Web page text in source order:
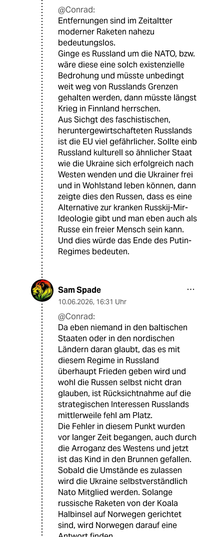
@Conrad:
Entfernungen sind im Zeitaltter
moderner Raketen nahezu
bedeutungslos.
Ginge es Russland um die NATO, bzw.
wäre diese eine solch existenzielle
Bedrohung und müsste unbedingt
weit weg von Russlands Grenzen
gehalten werden, dann müsste längst
Krieg in Finnland herrschen.
Aus Sichgt des faschistischen,
heruntergewirtschafteten Russlands
ist die EU viel gefährlicher. Sollte einb
Russland kulturell so ähnlicher Staat
wie die Ukraine sich erfolgreich nach
Westen wenden und die Ukrainer frei
und in Wohlstand leben können, dann
zeigte dies den Russen, dass es eine
Alternative zur kranken Russkij-Mir-
Ideologie gibt und man eben auch als
Russe ein freier Mensch sein kann.
Und dies würde das Ende des Putin-
Regimes bedeuten.
Sam Spade
10.06.2026, 16:31 Uhr
@Conrad:
Da eben niemand in den baltischen
Staaten oder in den nordischen
Ländern daran glaubt, das es mit
diesem Regime in Russland
überhaupt Frieden geben wird und
wohl die Russen selbst nicht dran
glauben, ist Rücksichtnahme auf die
strategischen Interessen Russlands
mittlerweile fehl am Platz.
Die Fehler in diesem Punkt wurden
vor langer Zeit begangen, auch durch
die Arroganz des Westens und jetzt
ist das Kind in den Brunnen gefallen.
Sobald die Umstände es zulassen
wird die Ukraine selbstverständlich
Nato Mitglied werden. Solange
russische Raketen von der Koala
Halbinsel auf Norwegen gerichtet
sind, wird Norwegen darauf eine